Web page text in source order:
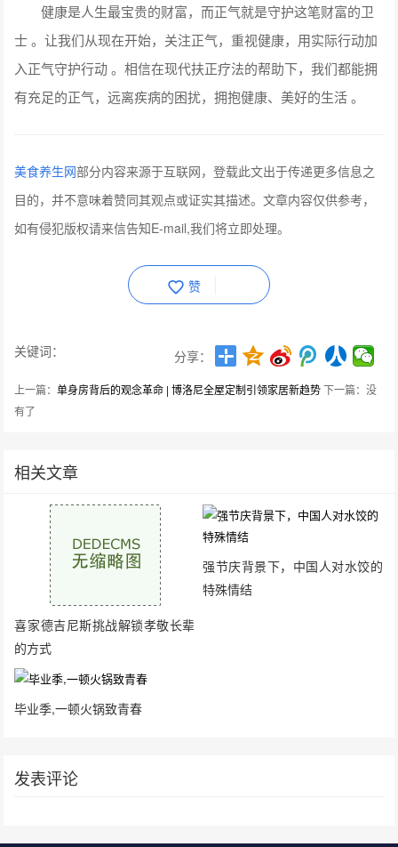
健康是人生最宝贵的财富，而正气就是守护这笔财富的卫
士 。让我们从现在开始，关注正气，重视健康，用实际行动加
入正气守护行动 。相信在现代扶正疗法的帮助下，我们都能拥
有充足的正气，远离疾病的困扰，拥抱健康、美好的生活 。
美食养生网部分内容来源于互联网，登载此文出于传递更多信息之
目的，并不意味着赞同其观点或证实其描述。文章内容仅供参考，
如有侵犯版权请来信告知E-mail,我们将立即处理。
赞
关键词： 分享：
上一篇：单身房背后的观念革命 | 博洛尼全屋定制引领家居新趋势下一篇：没
有了
相关文章
喜家德吉尼斯挑战解锁孝敬长辈
的方式
强节庆背景下，中国人对水饺的
特殊情结
毕业季,一顿火锅致青春
发表评论